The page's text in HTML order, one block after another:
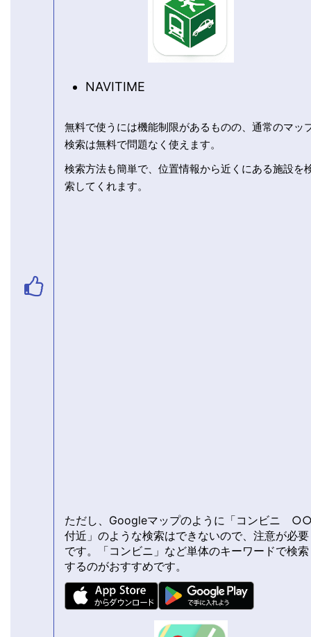
NAVITIME
無料で使うには機能制限があるものの、通常のマッ
検索は無料で問題なく使えます。
検索方法も簡単で、位置情報から近くにある施設を
索してくれます。
ただし、Googleマップのように「コンビニ
付近」のような検索はできないので、注意が必要
です。「コンビニ」など単体のキーワードで検索
するのがおすすめです。